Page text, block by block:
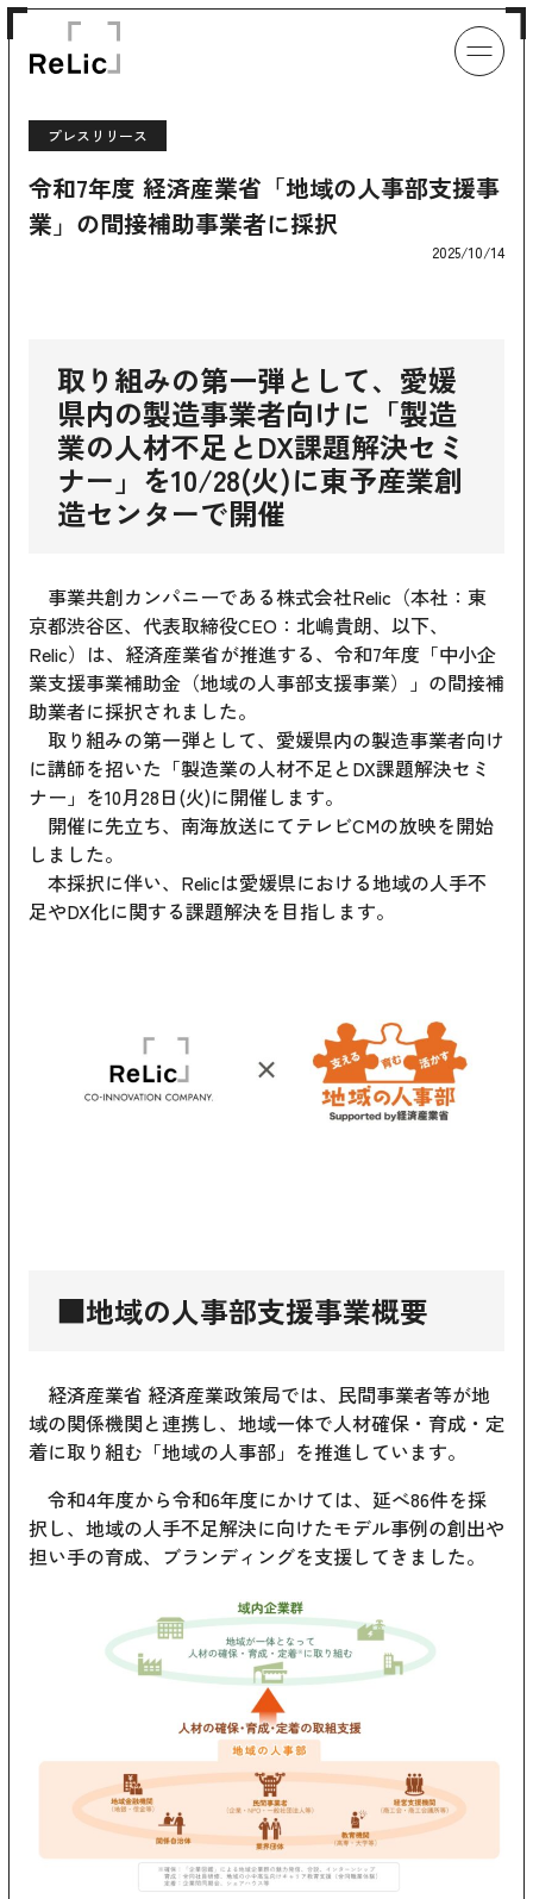
プレスリリース
令和7年度 経済産業省「地域の人事部支援事
業」の間接補助事業者に採択
2025/10/14
取り組みの第一弾として、愛媛
県内の製造事業者向けに「製造
業の人材不足とDX課題解決セミ
ナー」を10/28(火)に東予産業創
造センターで開催
事業共創カンパニーである株式会社Relic（本社：東
京都渋谷区、代表取締役CEO：北嶋貴朗、以下、
Relic）は、経済産業省が推進する、令和7年度「中小企
業支援事業補助金（地域の人事部支援事業）」の間接補
助業者に採択されました。
取り組みの第一弾として、愛媛県内の製造事業者向け
に講師を招いた「製造業の人材不足とDX課題解決セミ
ナー」を10月28日(火)に開催します。
開催に先立ち、南海放送にてテレビCMの放映を開始
しました。
本採択に伴い、Relicは愛媛県における地域の人手不
足やDX化に関する課題解決を目指します。
■地域の人事部支援事業概要
経済産業省 経済産業政策局では、民間事業者等が地
域の関係機関と連携し、地域一体で人材確保・育成・定
着に取り組む「地域の人事部」を推進しています。
令和4年度から令和6年度にかけては、延べ86件を採
択し、地域の人手不足解決に向けたモデル事例の創出や
担い手の育成、ブランディングを支援してきました。